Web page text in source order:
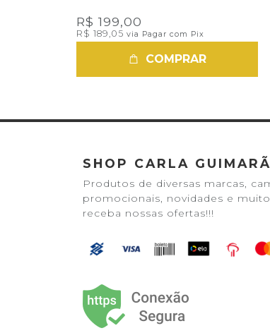
R$ 199,00
R$ 189,05 via Pagar com Pix
COMPRAR
SHOP CARLA
Produtos de diversas marcas,
promocionais, novidades e
receba nossas ofertas!!!